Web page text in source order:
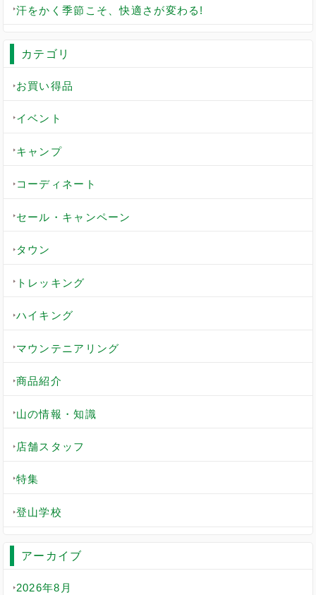
汗をかく季節こそ、快適さが変わる!
カテゴリ
お買い得品
イベント
キャンプ
コーディネート
セール・キャンペーン
タウン
トレッキング
ハイキング
マウンテニアリング
商品紹介
山の情報・知識
店舗スタッフ
特集
登山学校
アーカイブ
2026年8月